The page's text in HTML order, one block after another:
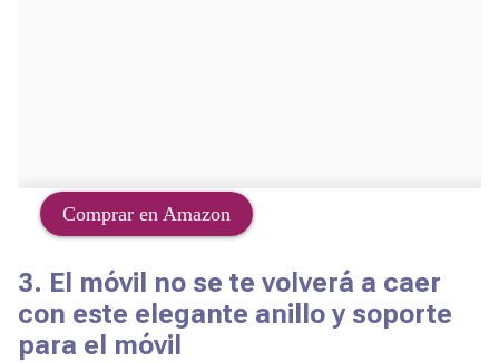
Comprar en Amazon
3. El móvil no se te volverá a caer
con este elegante anillo y soporte
para el móvil